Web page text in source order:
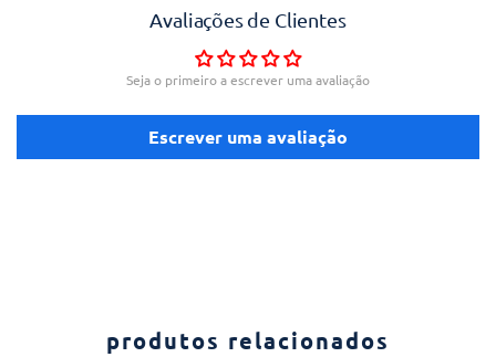
Avaliações de Clientes
Seja o primeiro a escrever uma avaliação
Escrever uma avaliação
produtos relacionados